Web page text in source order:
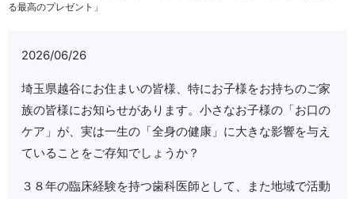
る最高のプレゼント」
2026/06/26
埼玉県越谷にお住まいの皆様、特にお子様をお持ちのご家
族の皆様にお知らせがあります。小さなお子様の「お口の
ケア」が、実は一生の「全身の健康」に大きな影響を与え
ていることをご存知でしょうか？
３８年の臨床経験を持つ歯科医師として、また地域で活動